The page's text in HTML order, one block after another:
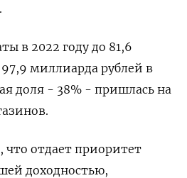
в 2022 году до 81,6
миллиарда рублей в
доля - 38% - пришлась на
отдает приоритет
доходностью,